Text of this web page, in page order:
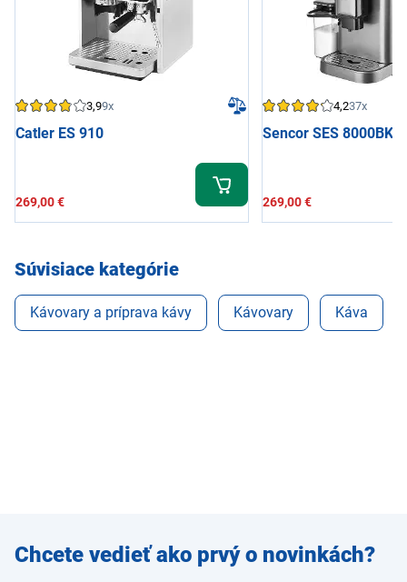
3,99x
Catler ES 910
269,00 €
4,237x
Sencor SES 8000BK
269,00 €
Súvisiace kategórie
Kávovary a príprava kávy Kávovary Káva
Zadajte
e-mail
Chcete vedieť ako prvý o novinkách?